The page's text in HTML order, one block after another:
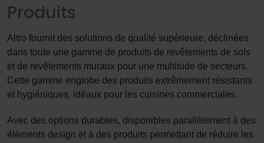
Produits
Altro fournit des solutions de qualité supérieure, déclinées
dans toute une gamme de produits de revêtements de sols
et de revêtements muraux pour une multitude de secteurs.
Cette gamme englobe des produits extrêmement résistants
et hygiéniques, idéaux pour les cuisines commerciales.
Avec des options durables, disponibles parallèlement à des
éléments design et à des produits permettant de réduire les